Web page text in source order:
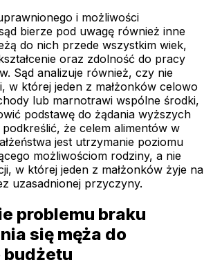
i możliwości
bierze pod uwagę również inne
do nich przede wszystkim wiek,
oraz zdolność do pracy
Sąd analizuje również, czy nie
w której jeden z małżonków celowo
lub marnotrawi wspólne środki,
podstawę do żądania wyższych
że celem alimentów w
jest utrzymanie poziomu
możliwościom rodziny, a nie
w której jeden z małżonków żyje na
uzasadnionej przyczyny.
problemu braku
się męża do